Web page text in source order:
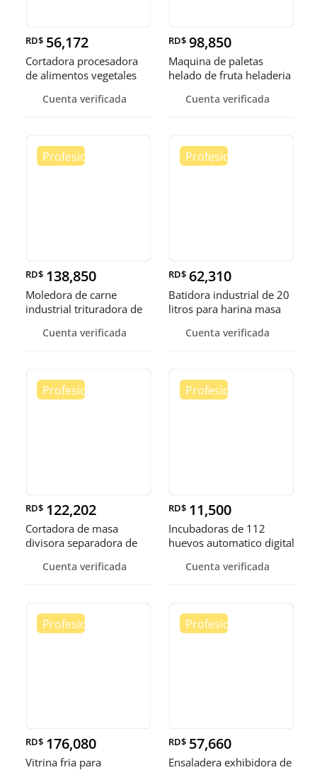
RD$ 56,172
Cortadora procesadora
de alimentos vegetales
Cuenta verificada
RD$ 98,850
Maquina de paletas
helado de fruta heladeria
Cuenta verificada
RD$ 138,850
Moledora de carne
industrial trituradora de
Cuenta verificada
RD$ 62,310
Batidora industrial de 20
litros para harina masa
Cuenta verificada
RD$ 122,202
Cortadora de masa
divisora separadora de
Cuenta verificada
RD$ 11,500
Incubadoras de 112
huevos automatico digital
Cuenta verificada
RD$ 176,080
Vitrina fria para
RD$ 57,660
Ensaladera exhibidora de